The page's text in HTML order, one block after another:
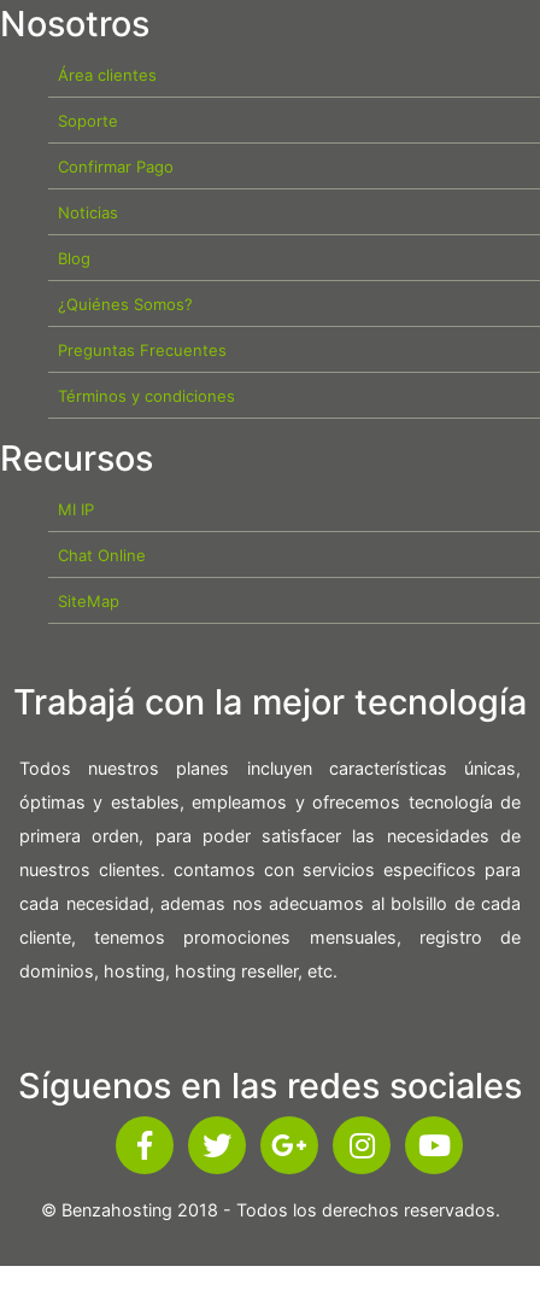
Nosotros
Área clientes
Soporte
Confirmar Pago
Noticias
Blog
¿Quiénes Somos?
Preguntas Frecuentes
Términos y condiciones
Recursos
MI IP
Chat Online
SiteMap
Trabajá con la mejor tecnología
Todos nuestros planes incluyen características únicas,
óptimas y estables, empleamos y ofrecemos tecnología de
primera orden, para poder satisfacer las necesidades de
nuestros clientes. contamos con servicios especificos para
cada necesidad, ademas nos adecuamos al bolsillo de cada
cliente, tenemos promociones mensuales, registro de
dominios, hosting, hosting reseller, etc.
Síguenos en las redes sociales
© Benzahosting 2018 - Todos los derechos reservados.